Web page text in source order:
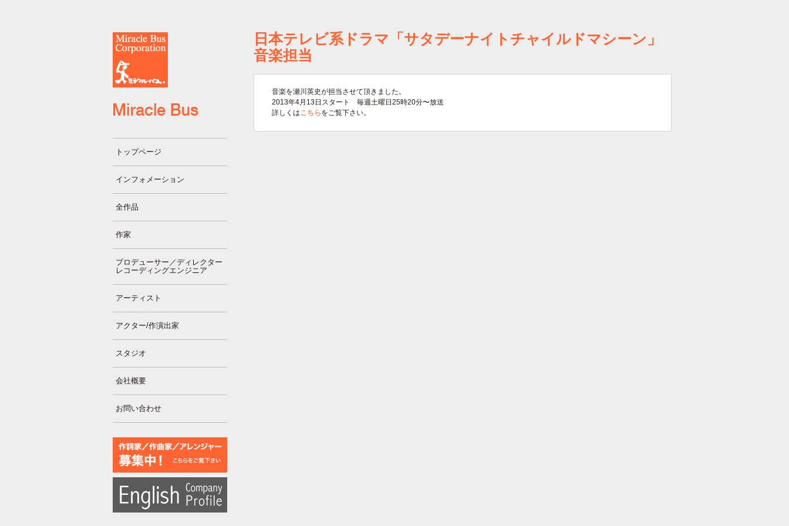
トップページ
インフォメーション
全作品
作家
プロデューサー／ディレクター
レコーディングエンジニア
アーティスト
アクター/作演出家
スタジオ
会社概要
お問い合わせ
日本テレビ系ドラマ「サタデーナイトチャイルドマシーン」
音楽担当
音楽を瀬川英史が担当させて頂きました。
2013年4月13日スタート 毎週土曜日25時20分〜放送
詳しくはこちらをご覧下さい。